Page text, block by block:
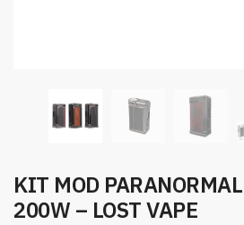
KIT MOD
200W – LOST VAPE